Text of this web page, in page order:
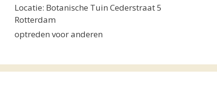
Locatie: Botanische Tuin Cederstraat 5
Rotterdam
optreden voor anderen